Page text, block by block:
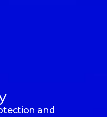
and